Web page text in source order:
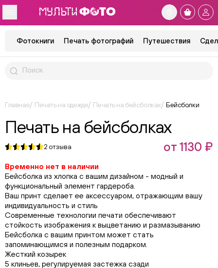
Фотокниги Печать фотографий Путешествия
Главная Печать на одежде Печать на бейсболках Бейсболки
Печать на бейсболках
2 отзыва от 1130 ₽
Временно нет в наличии
Бейсболка из хлопка с вашим дизайном - модный и
функциональный элемент гардероба.
Ваш принт сделает ее аксессуаром, отражающим вашу
индивидуальность и стиль
Современные технологии печати обеспечивают
стойкость изображения к выцветанию и размазыванию
Бейсболка с вашим принтом может стать
запоминающимся и полезным подарком.
Жесткий козырек
5 клиньев, регулируемая застежка сзади